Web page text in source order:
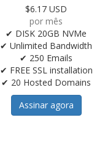
$6.17 USD
por mês
✔ DISK 20GB NVMe
✔ Unlimited Bandwidth
✔ 250 Emails
✔ FREE SSL installation
✔ 20 Hosted Domains
Assinar agora